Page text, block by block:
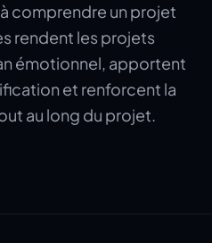
comprendre un projet
rendent les projets
émotionnel, apportent
et renforcent la
au long du projet.